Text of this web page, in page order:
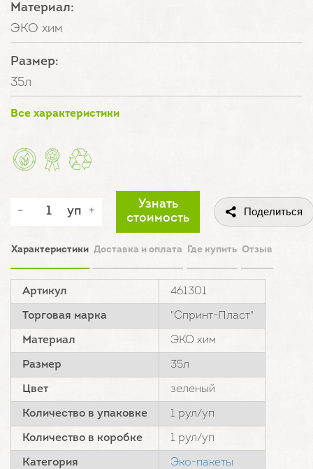
Материал:
ЭКО хим
Размер:
35л
Все характеристики
уп
Узнать
стоимость
Поделиться
Характеристики Доставка и оплата Где купить Отзыв
Артикул 461301
Торговая марка "Спринт-Пласт"
Материал ЭКО хим
Размер 35л
Цвет зеленый
Количество в упаковке 1 рул/уп
Количество в коробке 1 рул/уп
Категория Эко-пакеты